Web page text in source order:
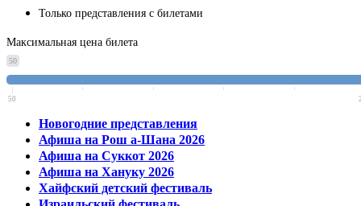
Только представления с билетами
Максимальная цена билета
50
50
Новогодние представления
Афиша на Рош а-Шана 2026
Афиша на Суккот 2026
Афиша на Хануку 2026
Хайфский детский фестиваль